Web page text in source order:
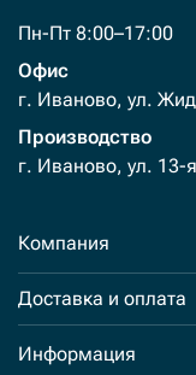
Пн-Пт 8:00–17:00
Офис
г. Иваново, ул.
Производство
г. Иваново, ул. 13-
Компания
Доставка и оплата
Информация